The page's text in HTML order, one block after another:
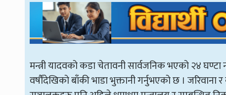
मन्त्री यादवको कडा चेतावनी सार्वजनिक भएको २४
वर्षौंदेखिको बाँकी भाडा भुक्तानी गर्नुभएको छ ।